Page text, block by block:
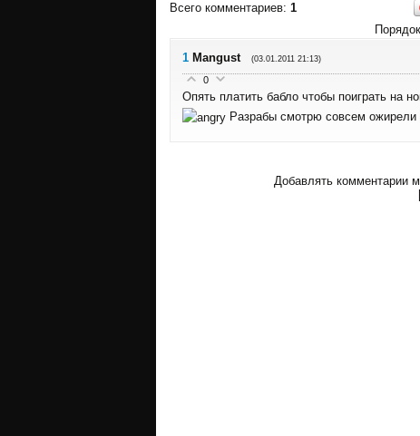
Всего комментариев: 1
1 Mangust (03.01.2011 21:13)
0
Опять платить бабло чтобы поиграть на
Разрабы смотрю совсем ожирели
Добавлять комментарии